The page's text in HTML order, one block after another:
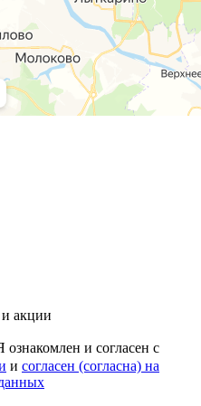
акции
ознакомлен и согласен с
и согласен (согласна) на